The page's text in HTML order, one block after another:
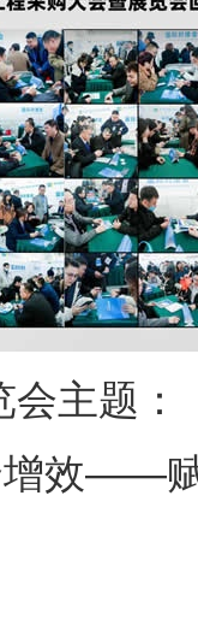
主题：
效——